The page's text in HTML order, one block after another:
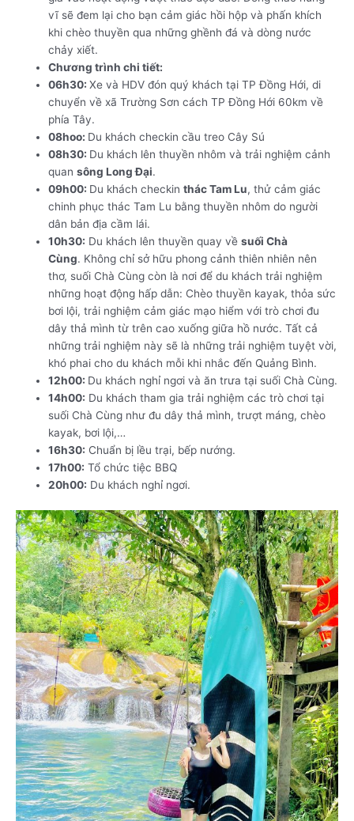
vĩ sẽ đem lại cho bạn cảm giác hồi hộp và phấn khích
khi chèo thuyền qua những ghềnh đá và dòng nước
chảy xiết.
Chương trình chi tiết:
06h30:Xe và HDV đón quý khách tại TP Đồng Hới, di
chuyển về xã Trường Sơn cách TP Đồng Hới 60km về
phía Tây.
08hoo: Du khách checkin cầu treo Cây Sú
08h30: Du khách lên thuyền nhôm và trải nghiệm cảnh
quansông Long Đại.
09h00: Du khách checkinthác Tam Lu, thử cảm giác
chinh phục thác Tam Lu bằng thuyền nhôm do người
dân bản địa cầm lái.
10h30: Du khách lên thuyền quay vềsuối Chà
Cùng. Không chỉ sở hữu phong cảnh thiên nhiên nên
thơ, suối Chà Cùng còn là nơi để du khách trải nghiệm
những hoạt động hấp dẫn: Chèo thuyền kayak, thỏa sức
bơi lội, trải nghiệm cảm giác mạo hiểm với trò chơi đu
dây thả mình từ trên cao xuống giữa hồ nước. Tất cả
những trải nghiệm này sẽ là những trải nghiệm tuyệt vời,
khó phai cho du khách mỗi khi nhắc đến Quảng Bình.
12h00: Du khách nghỉ ngơi và ăn trưa tại suối Chà Cùng.
14h00: Du khách tham gia trải nghiệm các trò chơi tại
suối Chà Cùng như đu dây thả mình, trượt máng, chèo
kayak, bơi lội,…
16h30: Chuẩn bị lều trại, bếp nướng.
17h00: Tổ chức tiệc BBQ
20h00: Du khách nghỉ ngơi.